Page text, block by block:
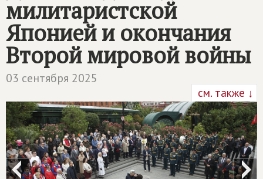
милитаристской
Японией и окончания
Второй мировой войны
03 сентября 2025
см. также ↓